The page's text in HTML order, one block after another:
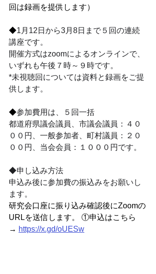
回は録画を提供します）
◆1月12日から3月8日まで５回の連続
講座です。
開催方式はzoomによるオンラインで、
いずれも午後７時～９時です。
*未視聴回については資料と録画をご提
供します。
◆参加費用は、５回一括
都道府県議会議員、市議会議員：４０
００円、一般参加者、町村議員：２０
００円、当会会員：１０００円です。
◆申し込み方法
申込み後に参加費の振込みをお願いし
ます。
研究会口座に振り込み確認後にZoomの
URLを送信します。 ①申込はこちら
→ https://x.gd/oUESw